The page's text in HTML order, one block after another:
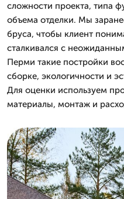
сложности проекта, типа
объема отделки. Мы
бруса, чтобы клиент
сталкивался с
Перми такие постройки
сборке, экологичности и
Для оценки используем
материалы, монтаж и